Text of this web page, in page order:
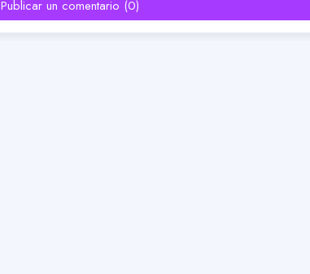
Publicar un comentario (0)